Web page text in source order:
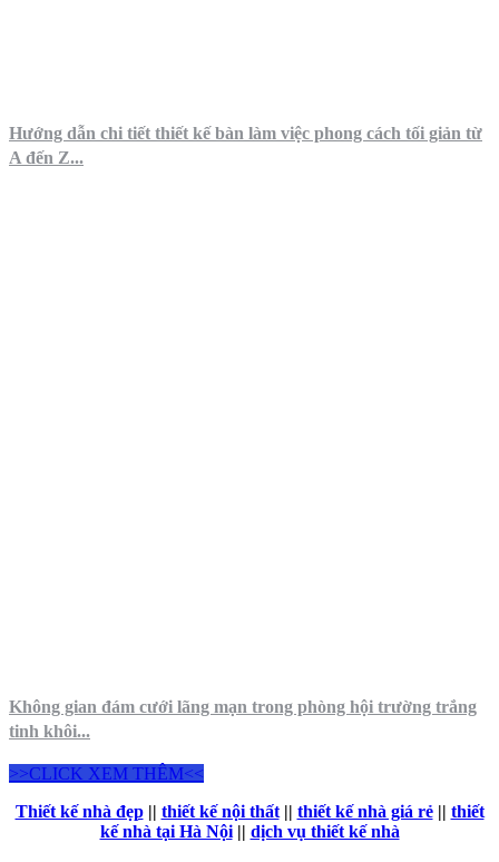
Hướng dẫn chi tiết thiết kế bàn làm việc phong cách tối giản từ
A đến Z...
Không gian đám cưới lãng mạn trong phòng hội trường trắng
tinh khôi...
>>CLICK XEM THÊM<<
Thiết kế nhà đẹp|| thiết kế nội thất|| thiết kế nhà giá rẻ || thiết
kế nhà tại Hà Nội|| dịch vụ thiết kế nhà